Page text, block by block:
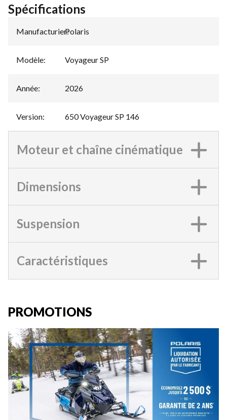
Spécifications
Manufacturier:
Polaris
Modèle: Voyageur SP
Année: 2026
Version: 650 Voyageur SP 146
Moteur et chaîne cinématique
Dimensions
Suspension
Caractéristiques
PROMOTIONS